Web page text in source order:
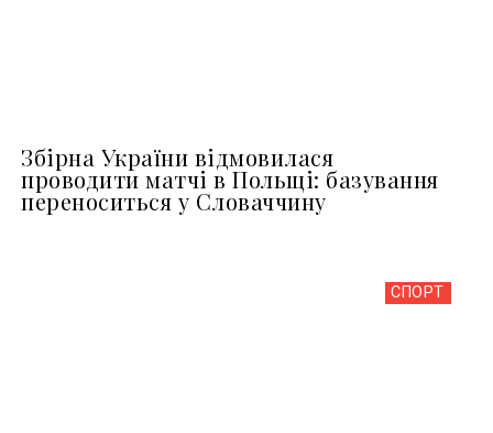
Збірна України відмовилася
проводити матчі в Польщі: базування
переноситься у Словаччину
СПОРТ